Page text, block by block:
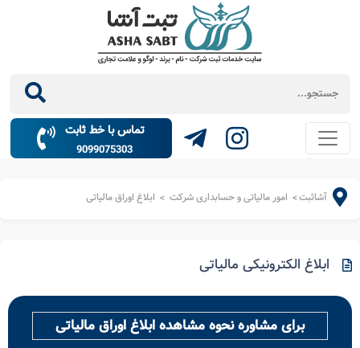
تماس با خط ثابت
9099075303
آشاثبت> امور مالیاتی و حسابداری شرکت > ابلاغ اوراق مالیاتی
ابلاغ الکترونیکی مالیاتی
برای مشاوره نحوه مشاهده ابلاغ اوراق مالیاتی